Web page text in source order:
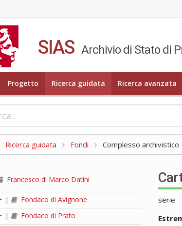
SIAS Archivio di Stato di
Progetto Ricerca guidata Ricerca avanzata
Ricerca guidata Fondi Complesso archivistico
Francesco di Marco Datini
|
Fondaco di Avignone
|
Fondaco di Prato
serie